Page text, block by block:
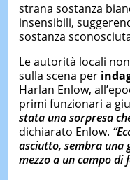
strana sostanza
insensibili,
sostanza
Le autorità locali
sulla scena per
Harlan Enlow,
primi funzionari a
stata una sorpresa
dichiarato Enlow.
asciutto, sembra una
mezzo a un campo di